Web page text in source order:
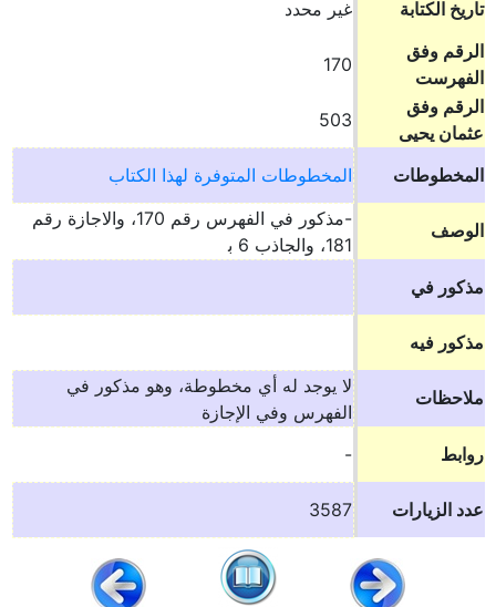
تاريخ الكتابة
غير محدد
الرقم وفق
الفهرست
170
الرقم وفق
عثمان يحيى
503
المخطوطات المخطوطات المتوفرة لهذا الكتاب
الوصف
-مذكور في الفهرس رقم 170، والاجازة رقم
181، والجاذب 6 ب‍
مذكور في
مذكور فيه
ملاحظات
لا يوجد له أي مخطوطة، وهو مذكور في
الفهرس وفي الإجازة
روابط
-
عدد الزيارات 3587